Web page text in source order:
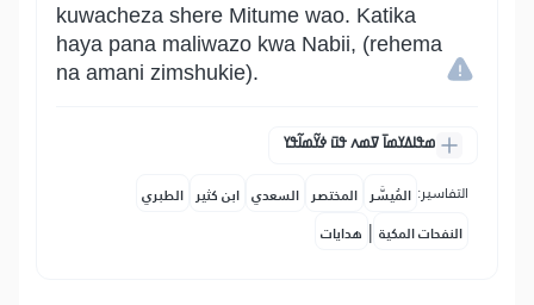
kuwacheza shere Mitume wao. Katika
haya pana maliwazo kwa Nabii, (rehema
na amani zimshukie).
ߘߟߊߡߌߘߊ߫ ߜߘߍ ߟߎ߫ ߦߌ߬ߘߊ߬ߟߌ
التفاسير: المُيسَّر المختصر السعدي ابن كثير الطبري
النفحات المكية | هدايات